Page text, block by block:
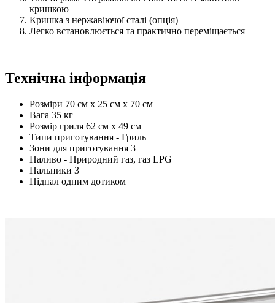
кришкою
Кришка з нержавіючої сталі (опція)
Легко встановлюється та практично переміщається
Технічна інформація
Розміри 70 см x 25 см x 70 см
Вага 35 кг
Розмір гриля 62 см x 49 см
Типи приготування - Гриль
Зони для приготування 3
Паливо - Природний газ, газ LPG
Пальники 3
Підпал одним дотиком